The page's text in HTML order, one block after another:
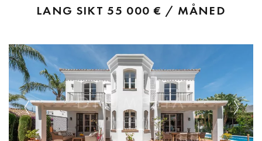
LANG SIKT 55 000 € / MÅNED
Previous Next